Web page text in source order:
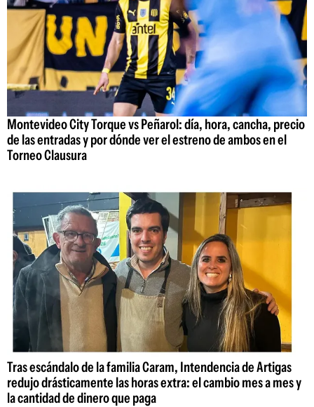
Montevideo City Torque vs Peñarol: día, hora, cancha, precio
de las entradas y por dónde ver el estreno de ambos en el
Torneo Clausura
Tras escándalo de la familia Caram, Intendencia de Artigas
redujo drásticamente las horas extra: el cambio mes a mes y
la cantidad de dinero que paga